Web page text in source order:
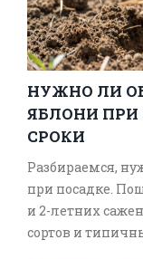
НУЖНО ЛИ
ЯБЛОНИ ПРИ
СРОКИ
Разбираемся,
при посадке.
и 2-летних
сортов и